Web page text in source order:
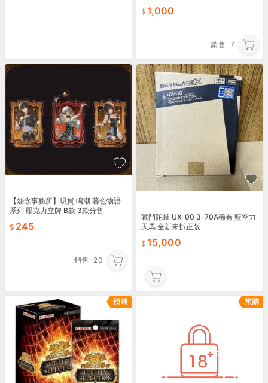
1,000
銷售 7
【怨念事務所】現貨 鳴潮 暮色物語
系列 壓克力立牌 B款 3款分售
245
銷售 20
戰鬥陀螺 UX-00 3-70A稀有 藍空力
天馬 全新未拆正版
15,000